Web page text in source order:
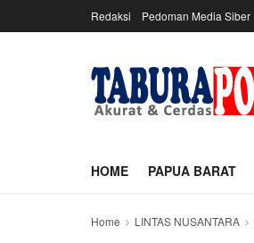
Redaksi Pedoman Media Siber
HOME PAPUA BARAT
Home LINTAS NUSANTARA